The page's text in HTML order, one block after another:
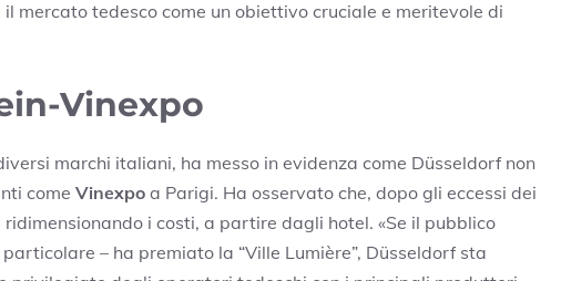
mercato tedesco come un obiettivo cruciale e meritevole di
Vinexpo
marchi italiani, ha messo in evidenza come Düsseldorf non
come Vinexpo a Parigi. Ha osservato che, dopo gli eccessi dei
i costi, a partire dagli hotel. «Se il pubblico
– ha premiato la “Ville Lumière”, Düsseldorf sta